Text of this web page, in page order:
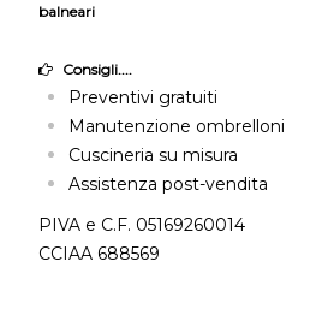
balneari
Consigli....
Preventivi gratuiti
Manutenzione ombrelloni
Cuscineria su misura
Assistenza post-vendita
PIVA e C.F. 05169260014
CCIAA 688569